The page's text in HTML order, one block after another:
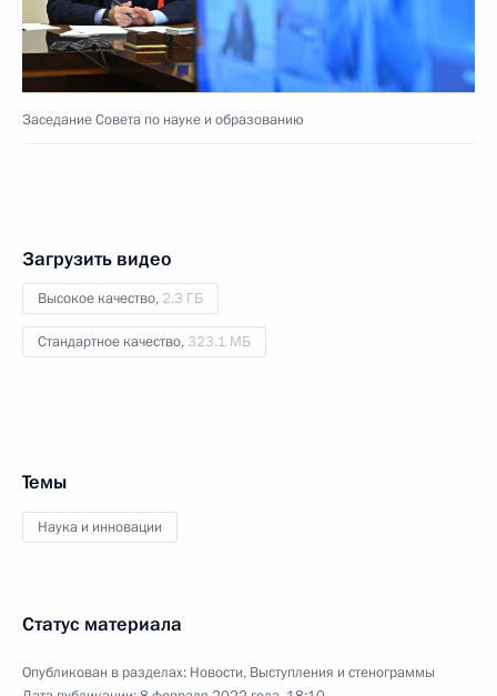
Заседание Совета по науке и образованию
Загрузить видео
Высокое качество, 2.3 ГБ
Стандартное качество, 323.1 МБ
Темы
Наука и инновации
Статус материала
Опубликован в разделах: Новости, Выступления и стенограммы